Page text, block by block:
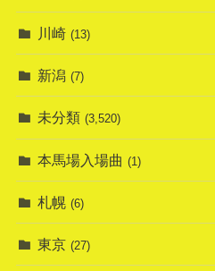
川崎 (13)
新潟 (7)
未分類 (3,520)
本馬場入場曲 (1)
札幌 (6)
東京 (27)